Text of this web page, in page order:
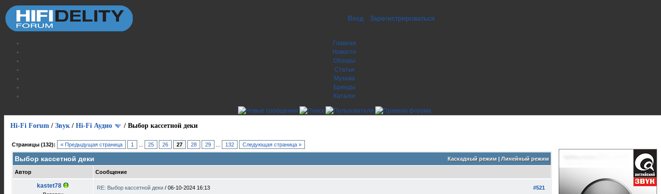
Вход Зарегистрироваться
Главная
Новости
Обзоры
Статьи
Музыка
Бренды
Каталог
Hi-Fi Forum / Звук / Hi-Fi Аудио / Выбор кассетной деки
Страницы (132): « Предыдущая страница 1 25 26 27 28 29 132 Следующая страница »
Каскадный режим| Линейный режим
Выбор кассетной деки
Автор Сообщение
kastet78 #521
RE: Выбор кассетной деки / 06-10-2024 16:13